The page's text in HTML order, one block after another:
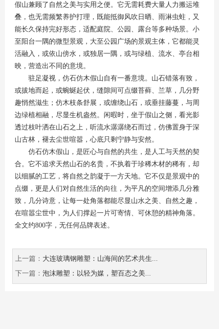
假山兼顾了自然之美与实用之便。它无需耗费大量人力搬运堆
叠，也无需频繁养护打理，既能抵御风吹日晒、雨淋虫蛀，又
能长久保持完好形态，适配庭院、公园、露台等多种场景。小
至阳台一隅的微型景观，大至公园广场的景观主体，它都能灵
活融入，或依山傍水，或独居一隅，或与绿植、流水、亭台相
映，营造出不同的意境。
驻足凝视，仿石仿木假山自有一番意境。山石错落有致，
或拔地而起，或蜿蜒起伏，缝隙间可点缀苔藓、兰草，几分野
趣悄然滋生；仿木枝条舒展，或缠绕山石，或垂挂藤蔓，与周
边绿植相融，尽显生机盎然。闲暇时，坐于假山之侧，看光影
透过枝叶洒在山石之上，听流水潺潺绕石而过，仿佛置身于深
山古林，褪去尘世喧嚣，心底只剩宁静与安然。
仿石仿木假山，是匠心与自然的共生，是人工与天然的契
合。它不追求天然山石的名贵，不执着于珍稀木材的稀有，却
以细腻的工艺，将自然之韵凝于一方天地。它不仅是景观中的
点缀，更是人们对自然生活的向往，为平凡的空间增添几分雅
致，几分诗意，让每一处角落都能尽显山水之美、自然之趣，
在喧嚣尘世中，为人们撑起一片可寄情、可休憩的精神角落。
全文约800字，无任何品牌表述。
上一篇： 大连玻璃钢雕塑：山海间的艺术共生...
下一篇： 泡沫雕塑：以轻为媒，塑百态之美...